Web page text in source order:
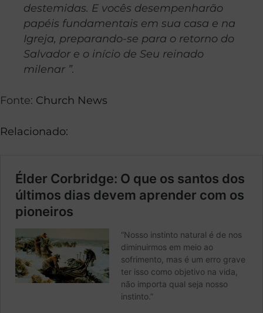
destemidas. E vocês desempenharão
papéis fundamentais em sua casa e na
Igreja, preparando-se para o retorno do
Salvador e o início de Seu reinado
milenar ”.
Fonte: Church News
Relacionado: